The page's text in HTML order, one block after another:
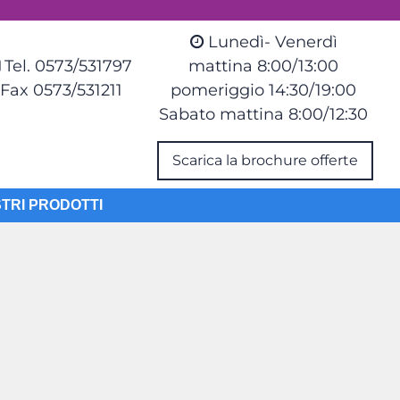
Tel. 0573/531797
Fax 0573/531211
Lunedì- Venerdì
mattina 8:00/13:00
pomeriggio 14:30/19:00
Sabato mattina 8:00/12:30
Scarica la brochure offerte
PRODOTTI